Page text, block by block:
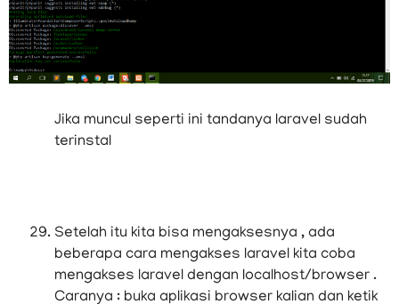
Jika muncul seperti ini tandanya laravel sudah
terinstal
Setelah itu kita bisa mengaksesnya , ada
beberapa cara mengakses laravel kita coba
mengakses laravel dengan localhost/browser .
Caranya : buka aplikasi browser kalian dan ketik